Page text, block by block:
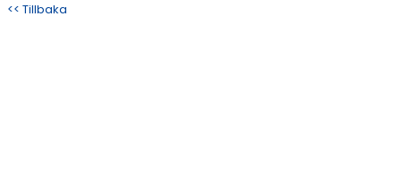
<< Tillbaka